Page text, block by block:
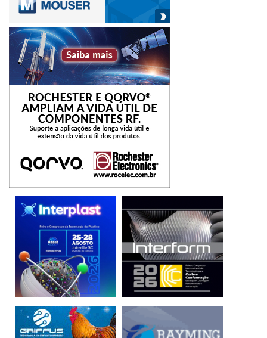
energias renováveis tem na economia local. “Nossos
projetos eólicos no semiárido brasileiro são motores de
mudança social: geram empregos, intensificam a economia
e potencializam a arrecadação municipal; essas ações
transformam a realidade das regiões, promovendo o
desenvolvimento sustentável e melhorando a qualidade de
vida das comunidades”, complementa.
Uma rede de média tensão levará a energia produzida
pelos aerogeradores à subestação coletora do Babilônia
Centro. A partir daí, a conexão com o Sistema Interligado
Nacional será feita por uma linha de transmissão de
aproximadamente 17 km até a subestação Ourolândia II,
que já está em operação.
ENERGIA RENOVÁVEL – Por gerar energia elétrica a partir
de uma fonte limpa, o complexo eólico evitará a emissão
anual de aproximadamente 950 mil toneladas de Co2 na